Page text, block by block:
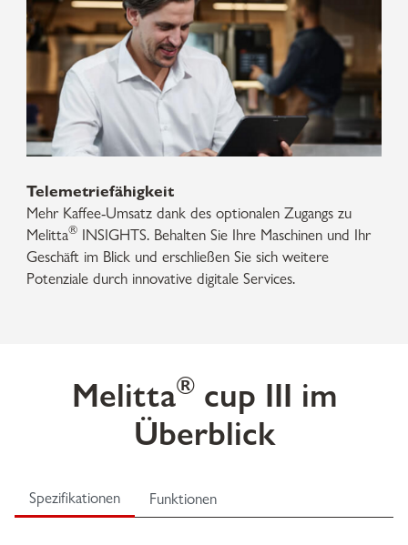
Telemetriefähigkeit
Mehr Kaffee-Umsatz dank des optionalen Zugangs zu
Melitta® INSIGHTS. Behalten Sie Ihre Maschinen und Ihr
Geschäft im Blick und erschließen Sie sich weitere
Potenziale durch innovative digitale Services.
Melitta®cup III im
Überblick
Spezifikationen Funktionen